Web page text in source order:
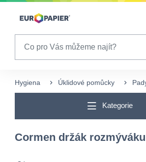
Table Of Content
Hygiena Úklidové pomůcky
Kategorie
Cormen držák